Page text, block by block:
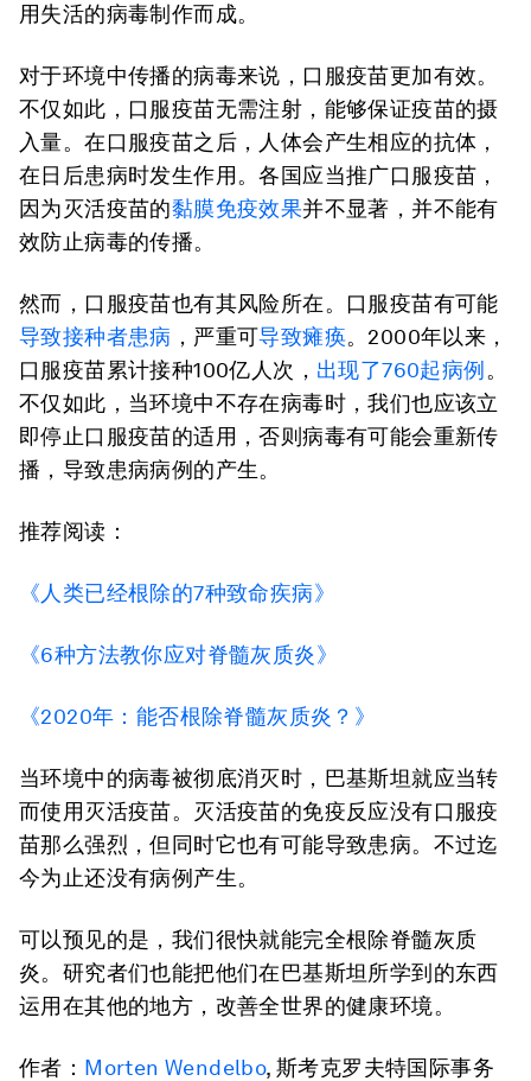
用失活的病毒制作而成。
对于环境中传播的病毒来说，口服疫苗更加有效。
不仅如此，口服疫苗无需注射，能够保证疫苗的摄
入量。在口服疫苗之后，人体会产生相应的抗体，
在日后患病时发生作用。各国应当推广口服疫苗，
因为灭活疫苗的黏膜免疫效果并不显著，并不能有
效防止病毒的传播。
然而，口服疫苗也有其风险所在。口服疫苗有可能
导致接种者患病 ，严重可导致瘫痪。2000年以来，
口服疫苗累计接种100亿人次， 出现了760起病例 。
不仅如此，当环境中不存在病毒时，我们也应该立
即停止口服疫苗的适用，否则病毒有可能会重新传
播，导致患病病例的产生。
推荐阅读：
《人类已经根除的7种致命疾病》
《6种方法教你应对脊髓灰质炎》
《2020年：能否根除脊髓灰质炎？》
当环境中的病毒被彻底消灭时，巴基斯坦就应当转
而使用灭活疫苗。灭活疫苗的免疫反应没有口服疫
苗那么强烈，但同时它也有可能导致患病。不过迄
今为止还没有病例产生。
可以预见的是，我们很快就能完全根除脊髓灰质
炎。研究者们也能把他们在巴基斯坦所学到的东西
运用在其他的地方，改善全世界的健康环境。
作者： Morten Wendelbo, 斯考克罗夫特国际事务